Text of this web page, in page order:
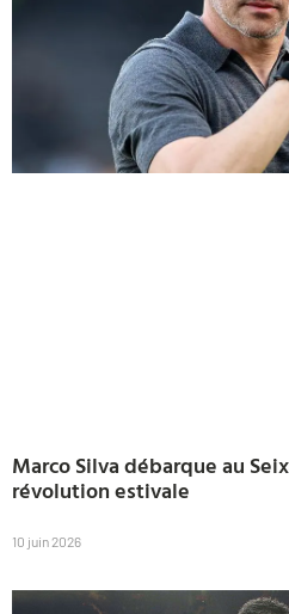
Marco Silva débarque au
révolution estivale
10 juin 2026